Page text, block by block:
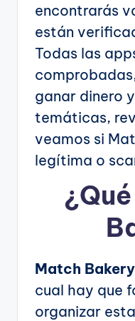
encontrarás
están
Todas las
ganar dinero
temáticas,
veamos si
legítima o
Match Bakery
cual hay que
organizar